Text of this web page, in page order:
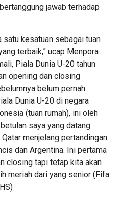
jawab terhadap
satu kesatuan sebagai tuan
terbaik,” ucap Menpora
Piala Dunia U-20 tahun
opening dan closing
belum pernah
Dunia U-20 di negara
(tuan rumah), ini oleh
saya yang datang
menjelang pertandingan
dan Argentina. Ini pertama
closing tapi tetap kita akan
meriah dari yang senior (Fifa